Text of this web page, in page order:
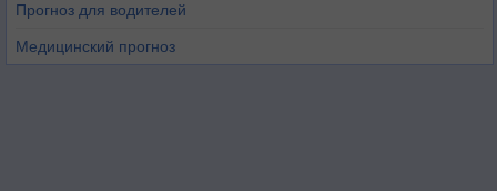
Прогноз для водителей
Медицинский прогноз